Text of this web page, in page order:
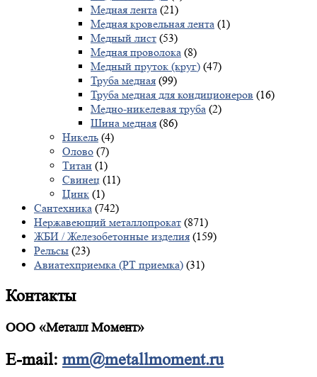
Медная лента (21)
Медная кровельная лента (1)
Медный лист (53)
Медная проволока (8)
Медный пруток (круг) (47)
Труба медная (99)
Труба медная для кондиционеров (16)
Медно-никелевая труба (2)
Шина медная (86)
Никель (4)
Олово (7)
Титан (1)
Свинец (11)
Цинк (1)
Сантехника (742)
Нержавеющий металлопрокат (871)
ЖБИ / Железобетонные изделия (159)
Рельсы (23)
Авиатехприемка (РТ приемка) (31)
Контакты
ООО «Металл Момент»
E-mail: mm@metallmoment.ru